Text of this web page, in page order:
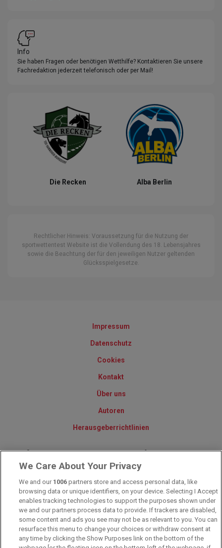
Info
Sie haben Fragen oder benötigen Wetthilfe? Kontaktieren Sie unsere
Fachredaktion jederzeit telefonisch oder per Mail!
Die Recken Alba Berlin
Rechtlicher Hinweis: Voraussetzung für die Nutzung der
sportwettentest Website ist die Vollendung des 18. Lebensjahres
sowie die Beachtung der für den jeweiligen Nutzer geltenden
Glücksspielgesetze.
Impressum
Datenschutz
Cookies
Kontakt
Über uns
Autoren
Herausgeberrichtlinien
© 2010-2025 - Sportwettentest.net - Der große Sportwettentest
Sportwetten Angebote sind nur für Volljährige verfügbar. Es gelten
immer die AGB auf den jeweiligen Webseiten der Buchmacher.
Wetten kann Spaß, aber auch süchtig machen!
We Care About Your Privacy
We and our 1006 partners store and access personal data, like
browsing data or unique identifiers, on your device. Selecting I Accept
enables tracking technologies to support the purposes shown under
we and our partners process data to provide. If trackers are disabled,
some content and ads you see may not be as relevant to you. You can
resurface this menu to change your choices or withdraw consent at
any time by clicking the Show Purposes link on the bottom of the